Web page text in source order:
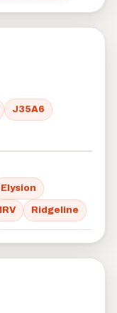
J35A6
Elysion
Ridgeline